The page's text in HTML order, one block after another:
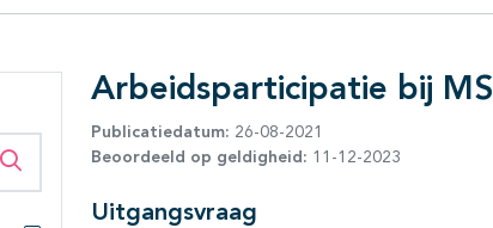
Zoeken binnen deze richtlijn
Arbeidsparticipatie bij MS
Publicatiedatum: 26-08-2021
Beoordeeld op geldigheid: 11-12-2023
Uitgangsvraag